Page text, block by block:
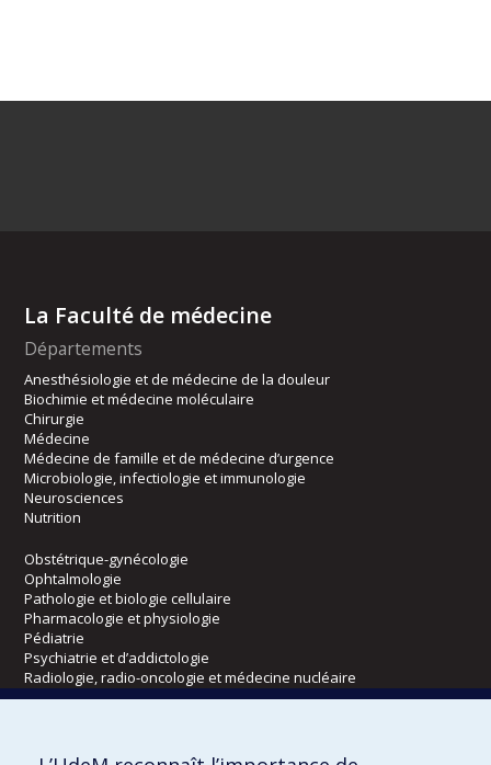
La Faculté de médecine
Départements
Anesthésiologie et de médecine de la douleur
Biochimie et médecine moléculaire
Chirurgie
Médecine
Médecine de famille et de médecine d’urgence
Microbiologie, infectiologie et immunologie
Neurosciences
Nutrition
Obstétrique-gynécologie
Ophtalmologie
Pathologie et biologie cellulaire
Pharmacologie et physiologie
Pédiatrie
Psychiatrie et d’addictologie
Radiologie, radio-oncologie et médecine nucléaire